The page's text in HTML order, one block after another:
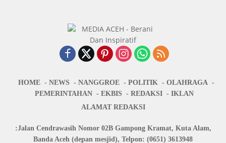
HOME NEWS NANGGROE POLITIK
OLAHRAGA
PEMERINTAHAN
EKBIS REDAKSI
IKLAN
ALAMAT REDAKSI
:Jalan Cendrawasih Nomor 02B Gampong Kramat, Kuta Alam,
Banda Aceh (depan mesjid), Telpon: (0651) 3613948